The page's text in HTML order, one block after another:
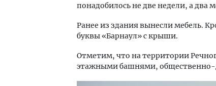
понадобилось не две недели, а два
Ранее из здания вынесли мебель.
буквы «Барнаул» с крыши.
Отметим, что на территории
этажными башнями,